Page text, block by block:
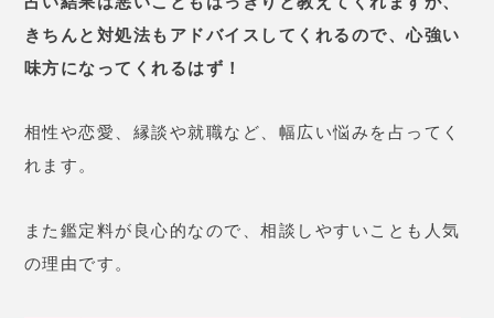
また鑑定料が良心的なので、相談しやすいことも人気
の理由です。
相性や対人、家族との関係に関する占いは、相手の生
年月日が必要なので注意してくださいね！
早見紅秀先生の口コミ
32歳 女性